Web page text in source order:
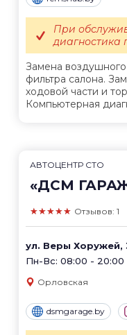
Замена
фильтра салона.
ходовой части и
Компьютерная
При
диагностика
АВТОЦЕНТР СТО
«ДСМ
★★★★★ Отзывов: 1
ул. Веры Хоружей,
Пн-Вс: 08:00 - 20:00
Орловская
dsmgarage.by